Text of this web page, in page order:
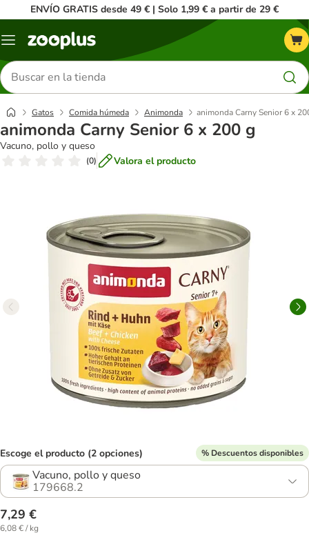
ENVÍO GRATIS desde 49 € | Solo 1,99 € a partir de 29 €
Menú
Buscar
productos
Gatos Comida húmeda Animonda animonda Carny Senior 6 x
animonda Carny Senior 6 x 200 g
Vacuno, pollo y queso
(0) Valora el producto
Escoge el producto (2 opciones) % Descuentos disponibles
Vacuno, pollo y queso
179668.2
7,29 €
6,08 € / kg